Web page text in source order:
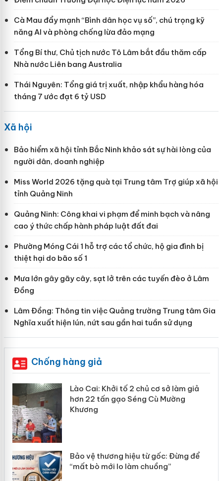
Cà Mau đẩy mạnh “Bình dân học vụ số”, chú trọng kỹ
năng AI và phòng chống lừa đảo mạng
Tổng Bí thư, Chủ tịch nước Tô Lâm bắt đầu thăm cấp
Nhà nước Liên bang Australia
Thái Nguyên: Tổng giá trị xuất, nhập khẩu hàng hóa
tháng 7 ước đạt 6 tỷ USD
Xã hội
Bảo hiểm xã hội tỉnh Bắc Ninh khảo sát sự hài lòng của
người dân, doanh nghiệp
Miss World 2026 tặng quà tại Trung tâm Trợ giúp xã hội
tỉnh Quảng Ninh
Quảng Ninh: Công khai vi phạm để minh bạch và nâng
cao ý thức chấp hành pháp luật đất đai
Phường Móng Cái 1 hỗ trợ các tổ chức, hộ gia đình bị
thiệt hại do bão số 1
Mưa lớn gây gãy cây, sạt lở trên các tuyến đèo ở Lâm
Đồng
Lâm Đồng: Thông tin việc Quảng trường Trung tâm Gia
Nghĩa xuất hiện lún, nứt sau gần hai tuần sử dụng
Chống hàng giả
Lào Cai: Khởi tố 2 chủ cơ sở làm giả
hơn 22 tấn gạo Séng Cù Mường
Khương
Bảo vệ thương hiệu từ gốc: Đừng để
“mất bò mới lo làm chuồng”